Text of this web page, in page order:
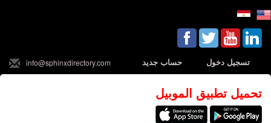
تسجيل دخول حساب جديد info@sphinxdirectory.com
تحميل تطبيق الموبيل